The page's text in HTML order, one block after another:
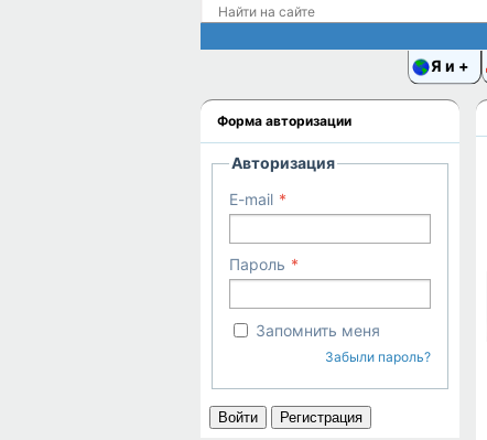
Я и
Форма авторизации
Авторизация
E-mail
Пароль
Запомнить меня
Забыли пароль?
Войти Регистрация